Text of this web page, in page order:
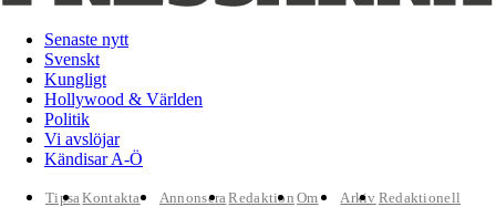
Senaste nytt
Svenskt
Kungligt
Hollywood & Världen
Politik
Vi avslöjar
Kändisar A-Ö
TipsaKontakta
AnnonseraRedaktion Om
Arkiv Redaktionell